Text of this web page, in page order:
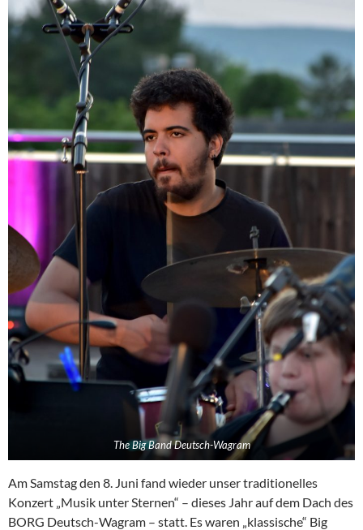
The Big Band Deutsch-Wagram
Am Samstag den 8. Juni fand wieder unser traditionelles
Konzert „Musik unter Sternen“ – dieses Jahr auf dem Dach des
BORG Deutsch-Wagram – statt. Es waren „klassische“ Big